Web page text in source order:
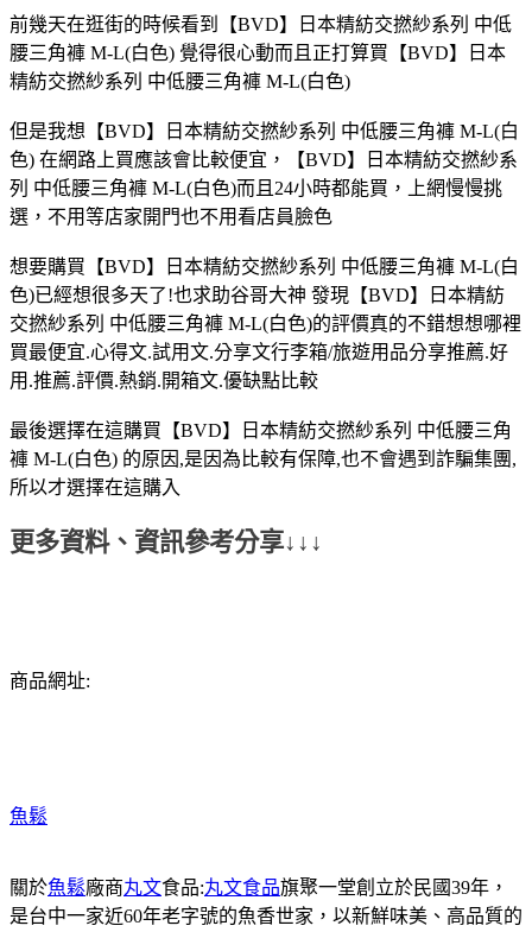
前幾天在逛街的時候看到【BVD】日本精紡交撚紗系列 中低
腰三角褲 M-L(白色) 覺得很心動而且正打算買【BVD】日本
精紡交撚紗系列 中低腰三角褲 M-L(白色)
但是我想【BVD】日本精紡交撚紗系列 中低腰三角褲 M-L(白
色) 在網路上買應該會比較便宜，【BVD】日本精紡交撚紗系
列 中低腰三角褲 M-L(白色)而且24小時都能買，上網慢慢挑
選，不用等店家開門也不用看店員臉色
想要購買【BVD】日本精紡交撚紗系列 中低腰三角褲 M-L(白
色)已經想很多天了!也求助谷哥大神 發現【BVD】日本精紡
交撚紗系列 中低腰三角褲 M-L(白色)的評價真的不錯想想哪裡
買最便宜.心得文.試用文.分享文行李箱/旅遊用品分享推薦.好
用.推薦.評價.熱銷.開箱文.優缺點比較
最後選擇在這購買【BVD】日本精紡交撚紗系列 中低腰三角
褲 M-L(白色) 的原因,是因為比較有保障,也不會遇到詐騙集團,
所以才選擇在這購入
更多資料、資訊參考分享↓↓↓
商品網址:
魚鬆
關於魚鬆廠商丸文食品:丸文食品旗聚一堂創立於民國39年，
是台中一家近60年老字號的魚香世家，以新鮮味美、高品質的